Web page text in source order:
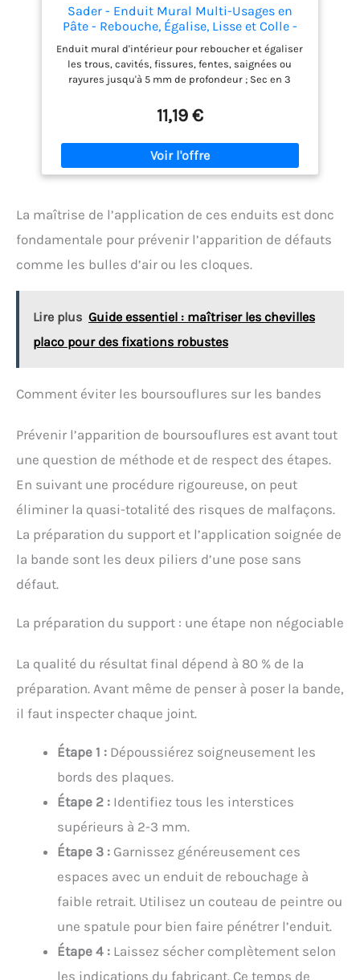
Sader - Enduit Mural Multi-Usages en
Pâte - Rebouche, Égalise, Lisse et Colle -
Intérieur/Extérieur - Spéciales Pièces
Humides - Tous Supports - 1 Pot 1,5 kg,
Blanc
Enduit mural d'intérieur pour reboucher et égaliser
les trous, cavités, fissures, fentes, saignées ou
rayures jusqu'à 5 mm de profondeur ; Sec en 3
pelliculaires des murs et plafonds jusqu'à 1 mm
ainsi que des lissages de finition Colle en un seul
geste les plaques de plâtre ou faïence, cloisons,
carrelage (20 cm x 20 cm maximum sur des petites
surfaces uniquement) Tous supports bruts ou
faïence (glycéro, laque : ponçage obligatoire)
Contenu de la livraison : 1 x Pot d'Enduit Mural
Multi-Usages en Pâte Spécial Pièces Humides
Sader, Taille : 1,5 kg, Code : 30111224
11,19 €
La maîtrise de l’application de ces enduits est donc
fondamentale pour prévenir l’apparition de défauts
comme les bulles d’air ou les cloques.
Lire plus Guide essentiel : maîtriser les chevilles
placo pour des fixations robustes
Comment éviter les boursouflures sur les bandes
Prévenir l’apparition de boursouflures est avant tout
une question de méthode et de respect des étapes.
En suivant une procédure rigoureuse, on peut
éliminer la quasi-totalité des risques de malfaçons.
La préparation du support et l’application soignée de
la bande sont les deux piliers d’une pose sans
défaut.
La préparation du support : une étape non négociable
La qualité du résultat final dépend à 80 % de la
préparation. Avant même de penser à poser la bande,
il faut inspecter chaque joint.
Étape 1 : Dépoussiérez soigneusement les
bords des plaques.
Étape 2 : Identifiez tous les interstices
supérieurs à 2-3 mm.
Étape 3 : Garnissez généreusement ces
espaces avec un enduit de rebouchage à
faible retrait. Utilisez un couteau de peintre ou
une spatule pour bien faire pénétrer l’enduit.
Étape 4 : Laissez sécher complètement selon
les indications du fabricant. Ce temps de